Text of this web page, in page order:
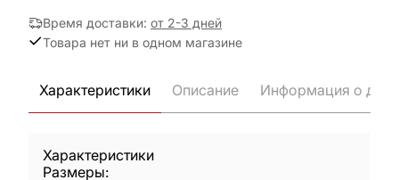
Время доставки: от 2-3 дней
Товара нет ни в одном магазине
Характеристики Описание Информация о
Характеристики
Размеры: